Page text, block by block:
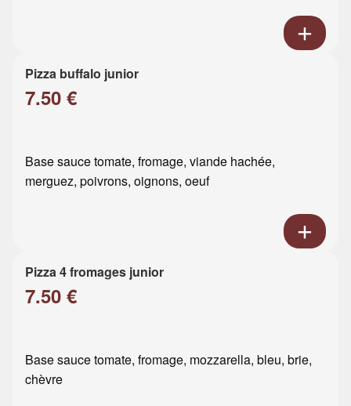
Pizza buffalo junior
7.50 €
Base sauce tomate, fromage, viande hachée,
merguez, poivrons, oignons, oeuf
Pizza 4 fromages junior
7.50 €
Base sauce tomate, fromage, mozzarella, bleu, brie,
chèvre